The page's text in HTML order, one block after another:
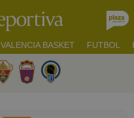
VALENCIA BASKET FUTBOL